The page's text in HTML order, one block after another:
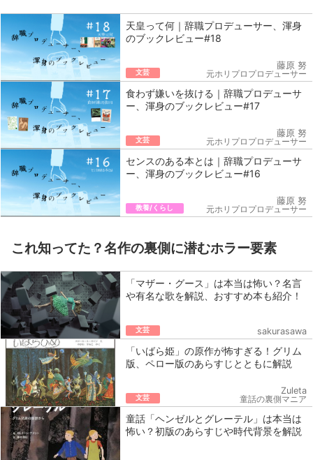
天皇って何｜辞職プロデューサー、渾身
のブックレビュー#18
文芸
藤原 努
元ホリプロプロデューサー
食わず嫌いを抜ける｜辞職プロデューサ
ー、渾身のブックレビュー#17
文芸
藤原 努
元ホリプロプロデューサー
センスのある本とは｜辞職プロデューサ
ー、渾身のブックレビュー#16
教養/くらし
藤原 努
元ホリプロプロデューサー
これ知ってた？名作の裏側に潜むホラー要素
「マザー・グース」は本当は怖い？名言
や有名な歌を解説、おすすめ本も紹介！
文芸 sakurasawa
「いばら姫」の原作が怖すぎる！グリム
版、ペロー版のあらすじとともに解説
文芸
Zuleta
童話の裏側マニア
童話「ヘンゼルとグレーテル」は本当は
怖い？初版のあらすじや時代背景を解説